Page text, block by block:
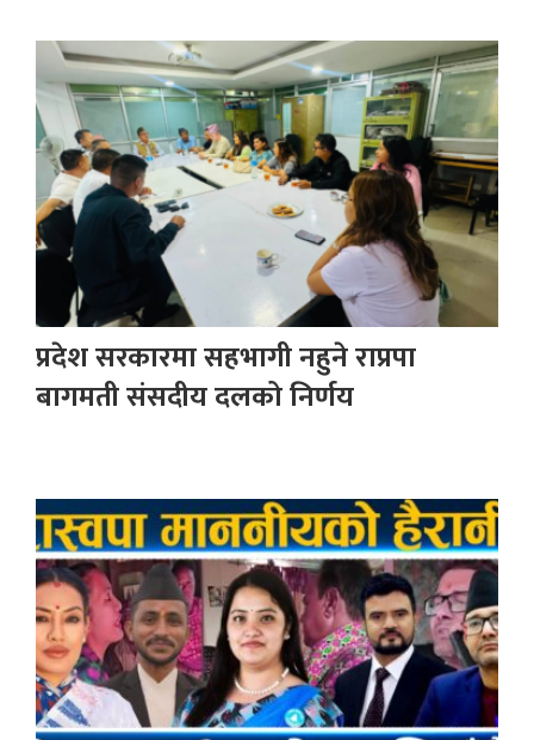
प्रदेश सरकारमा सहभागी नहुने राप्रपा
बागमती संसदीय दलको निर्णय